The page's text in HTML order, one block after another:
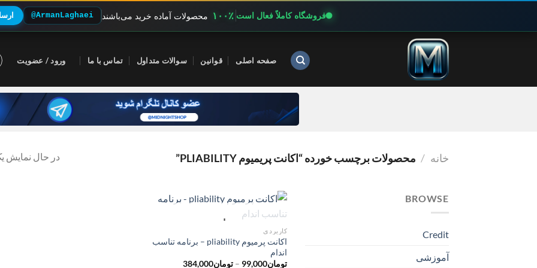
فروشگاه کاملاً فعال است ۱۰۰٪ محصولات آماده خرید می‌باشند @ArmanLaghaei
صفحه اصلی قوانین سوالات متداول تماس با ما ورود / عضویت
خانه / محصولات برچسب خورده “اکانت پریمیوم PLIABILITY” در حال نمایش
BROWSE
Credit
آموزشی
ناموجود
کاربردی
اکانت پرمیوم pliability – برنامه تناسب
اندام
تومان99,000
– تومان384,000محدوده